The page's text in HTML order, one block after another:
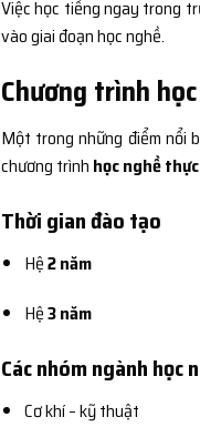
Việc học tiếng ngay trong
vào giai đoạn học nghề.
Chương trình
Một trong những điểm nổi
chương trình học nghề
Thời gian đào tạo
Hệ2 năm
Hệ3 năm
Các nhóm ngành học
Cơ khí – kỹ thuật